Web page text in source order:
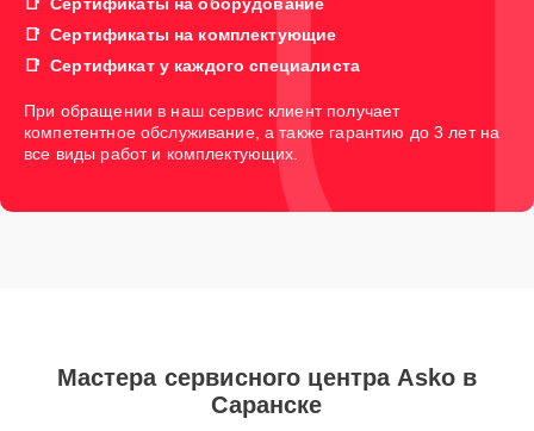
Сертификаты на комплектующие
Сертификат у каждого специалиста
При обращении в наш сервис клиент получает
компетентное обслуживание, а также гарантию до 3 лет на
все виды работ и комплектующих.
Мастера сервисного центра Asko в
Саранске